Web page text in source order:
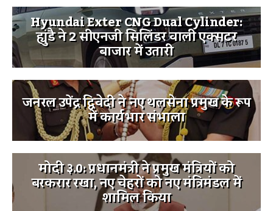
Hyundai Exter CNG Dual Cylinder:
ह्युंडै ने 2 सीएनजी सिलिंडर वाली एक्सटर
बाजार में उतारी
जनरल उपेंद्र द्विवेदी ने नए थलसेना प्रमुख के रूप
में कार्यभार संभाला
मोदी ३.0: प्रधानमंत्री ने प्रमुख मंत्रियों को
बरकरार रखा, नए चेहरों को नए मंत्रिमंडल में
शामिल किया